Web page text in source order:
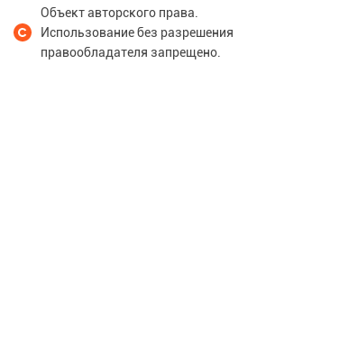
Объект авторского права.
Использование без разрешения
правообладателя запрещено.